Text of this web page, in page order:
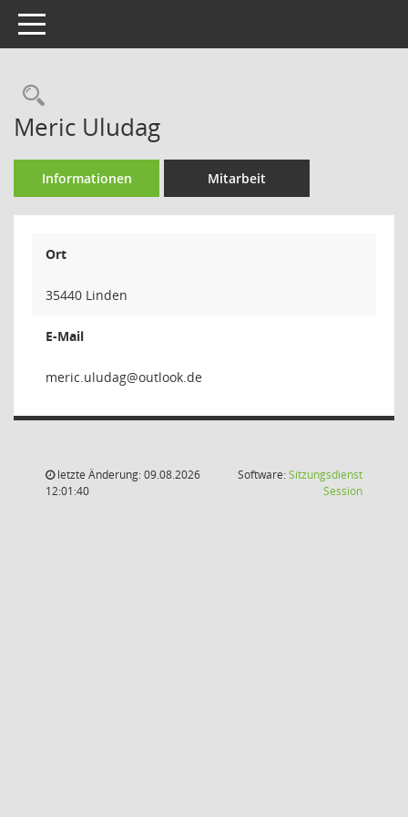
Toggle navigation
Rechercheauswahl
Meric Uludag
Informationen Mitarbeit
Ort
35440 Linden
E-Mail
gadulu
letzte Änderung: 09.08.2026
12:01:40
Software:Sitzungsdienst
Session(Wird in